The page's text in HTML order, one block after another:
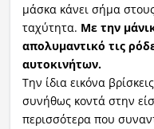
μάσκα κάνει σήμα
ταχύτητα. Με την
απολυμαντικό τις
αυτοκινήτων.
Την ίδια εικόνα
συνήθως κοντά στην
περισσότερα που